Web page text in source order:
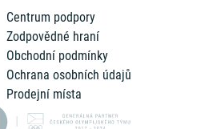
Centrum podpory
Zodpovědné hraní
Obchodní podmínky
Ochrana osobních údajů
Prodejní místa